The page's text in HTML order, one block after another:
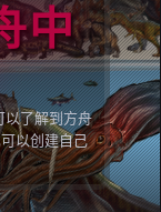
中
以了解到方舟
以创建自己